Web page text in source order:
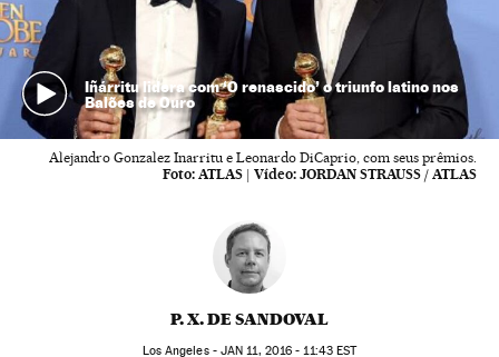
Iñárritu lidera com ‘O renascido’ o triunfo latino nos
Balões de Ouro
Alejandro Gonzalez Inarritu e Leonardo DiCaprio, com seus prêmios.
Foto: ATLAS | Vídeo: JORDAN STRAUSS / ATLAS
P. X. DE SANDOVAL
Los Angeles - JAN 11, 2016 - 11:43 EST